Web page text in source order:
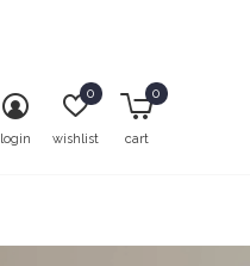
login wishlist
0
cart
0